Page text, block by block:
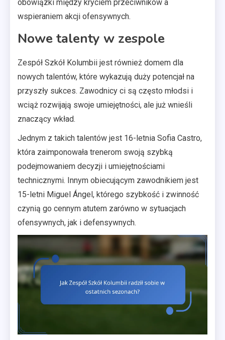
obowiązki między kryciem przeciwników a
wspieraniem akcji ofensywnych.
Nowe talenty w zespole
Zespół Szkół Kolumbii jest również domem dla
nowych talentów, które wykazują duży potencjał na
przyszły sukces. Zawodnicy ci są często młodsi i
wciąż rozwijają swoje umiejętności, ale już wnieśli
znaczący wkład.
Jednym z takich talentów jest 16-letnia Sofia Castro,
która zaimponowała trenerom swoją szybką
podejmowaniem decyzji i umiejętnościami
technicznymi. Innym obiecującym zawodnikiem jest
15-letni Miguel Ángel, którego szybkość i zwinność
czynią go cennym atutem zarówno w sytuacjach
ofensywnych, jak i defensywnych.